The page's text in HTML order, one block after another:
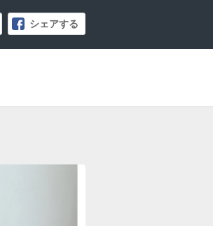
シェアする